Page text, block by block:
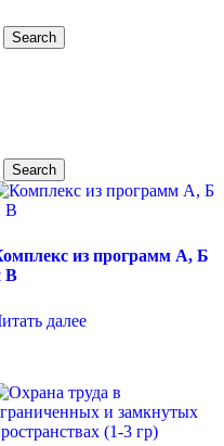
Search
Search
из программ А, Б
В
далее